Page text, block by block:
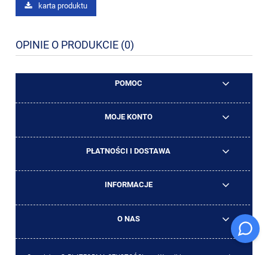
karta produktu
OPINIE O PRODUKCIE (0)
POMOC
MOJE KONTO
PŁATNOŚCI I DOSTAWA
INFORMACJE
O NAS